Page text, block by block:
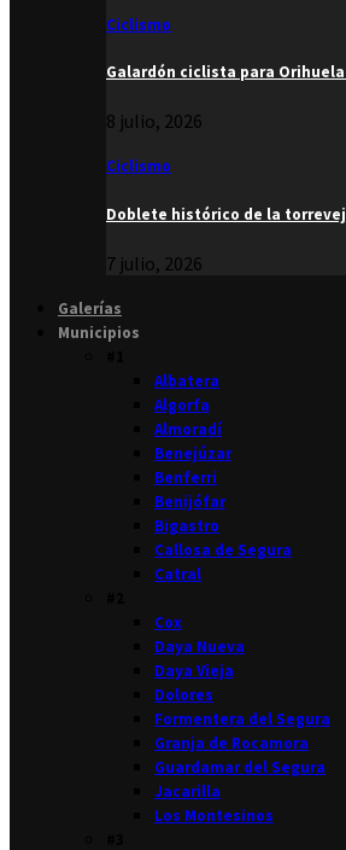
Ciclismo
Galardón ciclista para
8 julio, 2026
Ciclismo
Doblete histórico de la
7 julio, 2026
Galerías
Municipios
Albatera
Algorfa
Almoradí
Benejúzar
Benferri
Benijófar
Bigastro
Callosa de Segura
Catral
Cox
Daya Nueva
Daya Vieja
Dolores
Formentera del Segura
Granja de Rocamora
Guardamar del Segura
Jacarilla
Los Montesinos